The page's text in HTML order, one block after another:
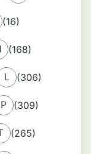
(16)
(168)
L (306)
P (309)
(265)